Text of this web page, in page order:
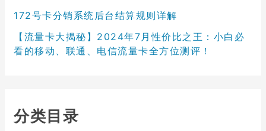
172号卡分销系统后台结算规则详解
【流量卡大揭秘】2024年7月性价比之王：小白必
看的移动、联通、电信流量卡全方位测评！
分类目录